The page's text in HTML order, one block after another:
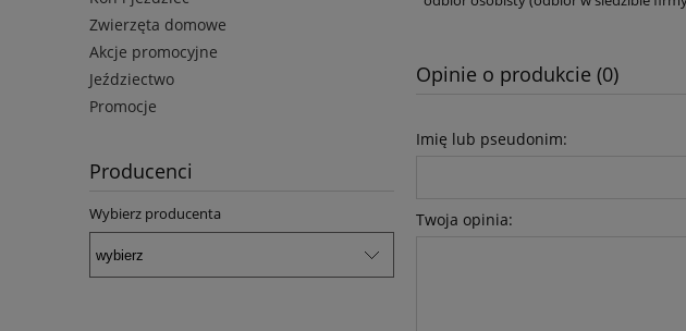
Zwierzęta domowe
Akcje promocyjne
Jeździectwo
Promocje
Producenci
Wybierz producenta
Opinie o produkcie (0)
Imię lub pseudonim:
Twoja opinia: